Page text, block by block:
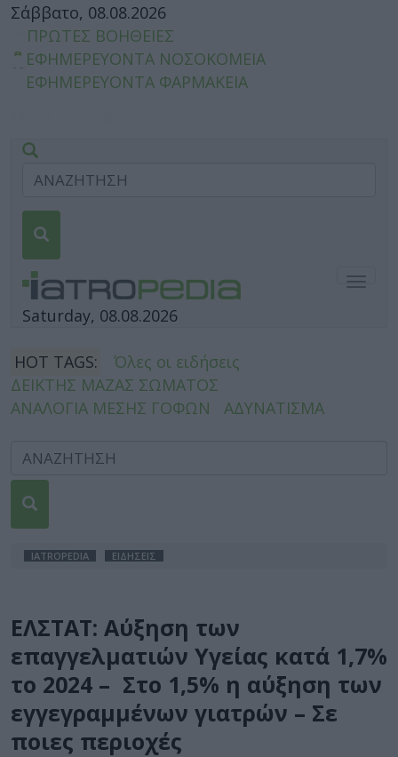
Σάββατο, 08.08.2026
ΠΡΩΤΕΣ ΒΟΗΘΕΙΕΣ
ΕΦΗΜΕΡΕΥΟΝΤΑ ΝΟΣΟΚΟΜΕΙΑ
ΕΦΗΜΕΡΕΥΟΝΤΑ ΦΑΡΜΑΚΕΙΑ
Saturday, 08.08.2026
HOT TAGS:
Όλες οι ειδήσεις
ΔΕΙΚΤΗΣ ΜΑΖΑΣ ΣΩΜΑΤΟΣ
ΑΝΑΛΟΓΙΑ ΜΕΣΗΣ ΓΟΦΩΝ
ΑΔΥΝΑΤΙΣΜΑ
IATROPEDIA ΕΙΔΗΣΕΙΣ
ΕΛΣΤΑΤ: Αύξηση των
επαγγελματιών Υγείας κατά 1,7%
το 2024 – Στο 1,5% η αύξηση των
εγγεγραμμένων γιατρών – Σε
ποιες περιοχές